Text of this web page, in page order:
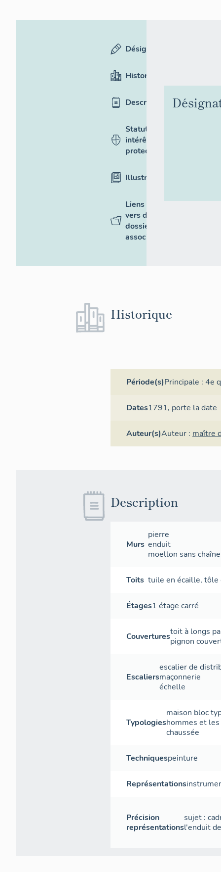
Désignation
Historique
Description
Statut,
intérêt et
protection
Illustrations
Liens
vers des
dossiers
associés
Historique
Période(s)Principale : 4e
Dates1791, porte la date
Auteur(s)Auteur : maître
Description
Murs
pierre
enduit
moellon sans
Toits tuile en écaille, tôle
Étages1 étage carré
Couverturestoit à longs
pignon
Escaliers
escalier de
maçonnerie
échelle
Typologies
maison bloc
hommes et
chaussée
Techniquespeinture
Représentations
Précision
représentations
sujet :
l'enduit